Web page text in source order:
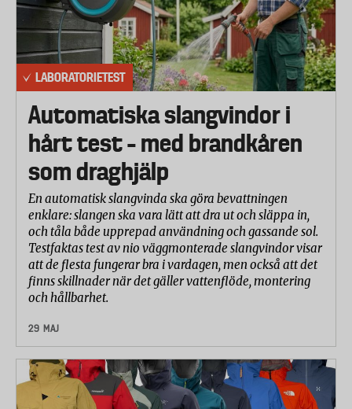
LABORATORIETEST
Automatiska slangvindor i
hårt test – med brandkåren
som draghjälp
En automatisk slangvinda ska göra bevattningen
enklare: slangen ska vara lätt att dra ut och släppa in,
och tåla både upprepad användning och gassande sol.
Testfaktas test av nio väggmonterade slangvindor visar
att de flesta fungerar bra i vardagen, men också att det
finns skillnader när det gäller vattenflöde, montering
och hållbarhet.
29 MAJ